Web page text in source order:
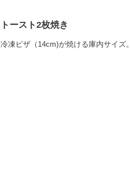
トースト2枚焼き
冷凍ピザ（14cm)が焼ける庫内サイズ。